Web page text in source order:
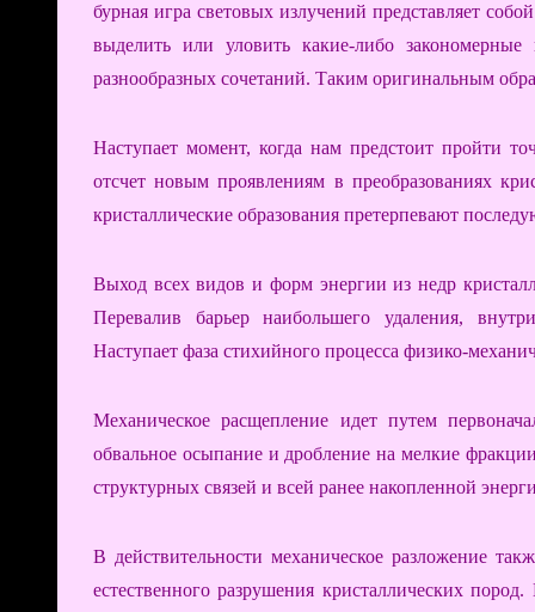
бурная игра световых излучений представляет
выделить или уловить какие-либо
разнообразных сочетаний. Таким оригинальным
Наступает момент, когда нам предстоит пройти
отсчет новым проявлениям в преобразованиях
кристаллические образования претерпевают
Выход всех видов и форм энергии из недр
Перевалив барьер наибольшего удаления,
Наступает фаза стихийного процесса физико-
Механическое расщепление идет путем
обвальное осыпание и дробление на мелкие
структурных связей и всей ранее накопленной
В действительности механическое разложение
естественного разрушения кристаллических